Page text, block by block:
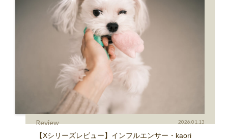
Review 2026.01.13
【Xシリーズレビュー】インフルエンサー・kaori